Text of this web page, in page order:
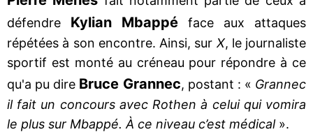
défendre Kylian Mbappé face aux attaques
répétées à son encontre. Ainsi, sur X, le journaliste
sportif est monté au créneau pour répondre à ce
qu'a pu dire Bruce Grannec, postant : « Grannec
il fait un concours avec Rothen à celui qui vomira
le plus sur Mbappé. À ce niveau c’est médical».